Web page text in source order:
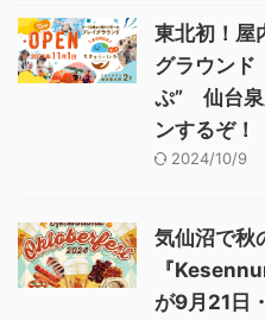
東北初！屋
グラウンド
ぷ” 仙台泉
ンするぞ！
2024/10/9
気仙沼で秋
『
が9月21日